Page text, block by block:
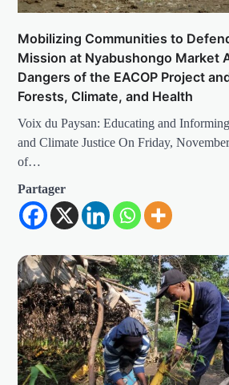
Mobilizing Communities to
Mission at Nyabushongo Market
Dangers of the EACOP Project
Forests, Climate, and Health
Voix du Paysan: Educating and
and Climate Justice On Friday,
of…
Partager